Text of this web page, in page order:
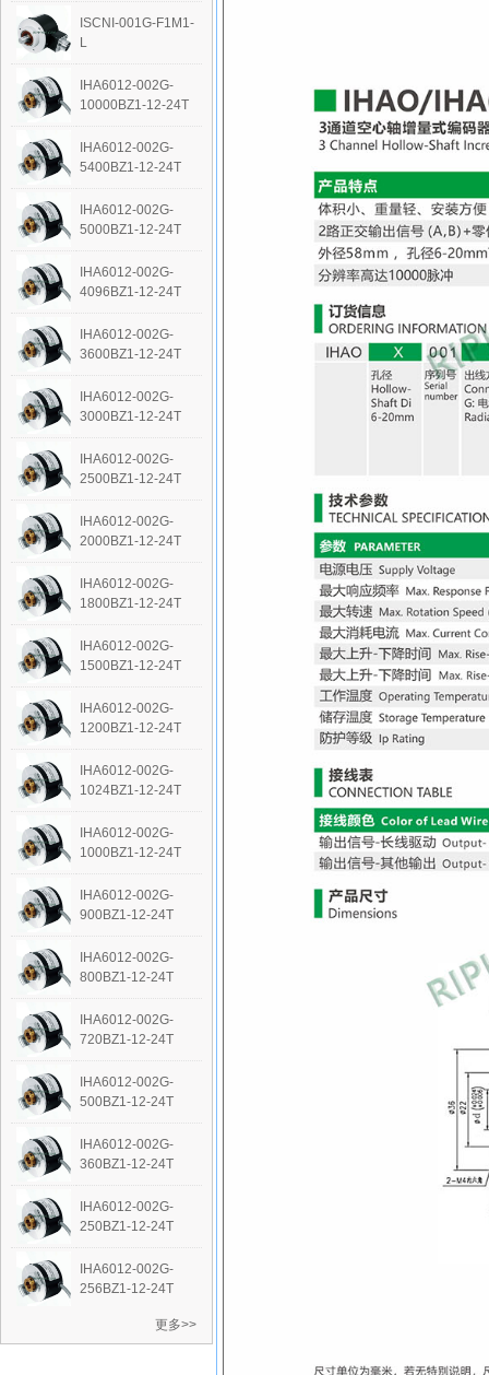
ISCNI-001G-F1M1-
L
IHA6012-002G-
10000BZ1-12-24T
IHA6012-002G-
5400BZ1-12-24T
IHA6012-002G-
5000BZ1-12-24T
IHA6012-002G-
4096BZ1-12-24T
IHA6012-002G-
3600BZ1-12-24T
IHA6012-002G-
3000BZ1-12-24T
IHA6012-002G-
2500BZ1-12-24T
IHA6012-002G-
2000BZ1-12-24T
IHA6012-002G-
1800BZ1-12-24T
IHA6012-002G-
1500BZ1-12-24T
IHA6012-002G-
1200BZ1-12-24T
IHA6012-002G-
1024BZ1-12-24T
IHA6012-002G-
1000BZ1-12-24T
IHA6012-002G-
900BZ1-12-24T
IHA6012-002G-
800BZ1-12-24T
IHA6012-002G-
720BZ1-12-24T
IHA6012-002G-
500BZ1-12-24T
IHA6012-002G-
360BZ1-12-24T
IHA6012-002G-
250BZ1-12-24T
IHA6012-002G-
256BZ1-12-24T
更多>>